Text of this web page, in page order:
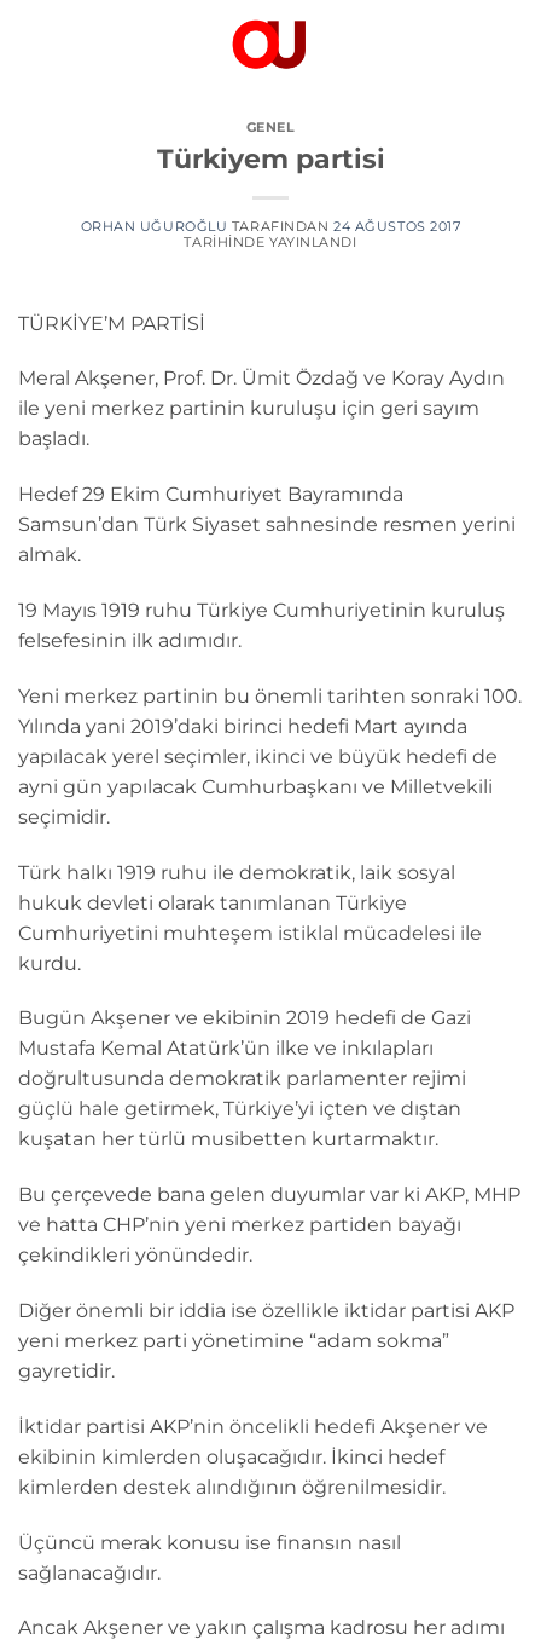
GENEL
Türkiyem partisi
ORHAN UĞUROĞLU TARAFINDAN 24 AĞUSTOS 2017
TARIHINDE YAYINLANDI
TÜRKİYE’M PARTİSİ
Meral Akşener, Prof. Dr. Ümit Özdağ ve Koray Aydın
ile yeni merkez partinin kuruluşu için geri sayım
başladı.
Hedef 29 Ekim Cumhuriyet Bayramında
Samsun’dan Türk Siyaset sahnesinde resmen yerini
almak.
19 Mayıs 1919 ruhu Türkiye Cumhuriyetinin kuruluş
felsefesinin ilk adımıdır.
Yeni merkez partinin bu önemli tarihten sonraki 100.
Yılında yani 2019’daki birinci hedefi Mart ayında
yapılacak yerel seçimler, ikinci ve büyük hedefi de
ayni gün yapılacak Cumhurbaşkanı ve Milletvekili
seçimidir.
Türk halkı 1919 ruhu ile demokratik, laik sosyal
hukuk devleti olarak tanımlanan Türkiye
Cumhuriyetini muhteşem istiklal mücadelesi ile
kurdu.
Bugün Akşener ve ekibinin 2019 hedefi de Gazi
Mustafa Kemal Atatürk’ün ilke ve inkılapları
doğrultusunda demokratik parlamenter rejimi
güçlü hale getirmek, Türkiye’yi içten ve dıştan
kuşatan her türlü musibetten kurtarmaktır.
Bu çerçevede bana gelen duyumlar var ki AKP, MHP
ve hatta CHP’nin yeni merkez partiden bayağı
çekindikleri yönündedir.
Diğer önemli bir iddia ise özellikle iktidar partisi AKP
yeni merkez parti yönetimine “adam sokma”
gayretidir.
İktidar partisi AKP’nin öncelikli hedefi Akşener ve
ekibinin kimlerden oluşacağıdır. İkinci hedef
kimlerden destek alındığının öğrenilmesidir.
Üçüncü merak konusu ise finansın nasıl
sağlanacağıdır.
Ancak Akşener ve yakın çalışma kadrosu her adımı